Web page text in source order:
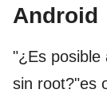
Android
"¿Es posible
sin root?"es